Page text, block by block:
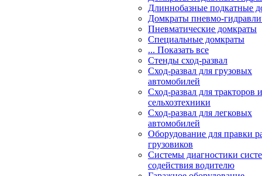
Длиннобазные подкатные
Домкраты пневмо-
Пневматические домкраты
Специальные домкраты
... Показать все
Стенды сход-развал
Сход-развал для грузовых
автомобилей
Сход-развал для тракторов и
сельхозтехники
Сход-развал для легковых
автомобилей
Оборудование для правки
грузовиков
Системы диагностики
содействия водителю